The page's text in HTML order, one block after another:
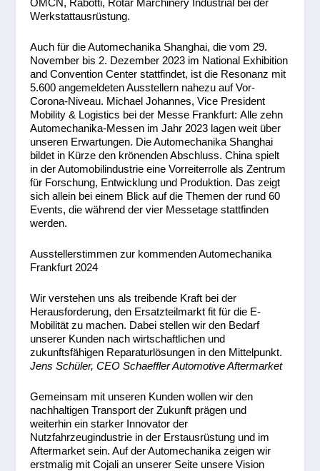
OMCN, Rabotti, Rotar Marchinery Industrial bei der
Werkstattausrüstung.
Auch für die Automechanika Shanghai, die vom 29.
November bis 2. Dezember 2023 im National Exhibition
and Convention Center stattfindet, ist die Resonanz mit
5.600 angemeldeten Ausstellern nahezu auf Vor-
Corona-Niveau. Michael Johannes, Vice President
Mobility & Logistics bei der Messe Frankfurt: Alle zehn
Automechanika-Messen im Jahr 2023 lagen weit über
unseren Erwartungen. Die Automechanika Shanghai
bildet in Kürze den krönenden Abschluss. China spielt
in der Automobilindustrie eine Vorreiterrolle als Zentrum
für Forschung, Entwicklung und Produktion. Das zeigt
sich allein bei einem Blick auf die Themen der rund 60
Events, die während der vier Messetage stattfinden
werden.
Ausstellerstimmen zur kommenden Automechanika
Frankfurt 2024
Wir verstehen uns als treibende Kraft bei der
Herausforderung, den Ersatzteilmarkt fit für die E-
Mobilität zu machen. Dabei stellen wir den Bedarf
unserer Kunden nach wirtschaftlichen und
zukunftsfähigen Reparaturlösungen in den Mittelpunkt.
Jens Schüler, CEO Schaeffler Automotive Aftermarket
Gemeinsam mit unseren Kunden wollen wir den
nachhaltigen Transport der Zukunft prägen und
weiterhin ein starker Innovator der
Nutzfahrzeugindustrie in der Erstausrüstung und im
Aftermarket sein. Auf der Automechanika zeigen wir
erstmalig mit Cojali an unserer Seite unsere Vision